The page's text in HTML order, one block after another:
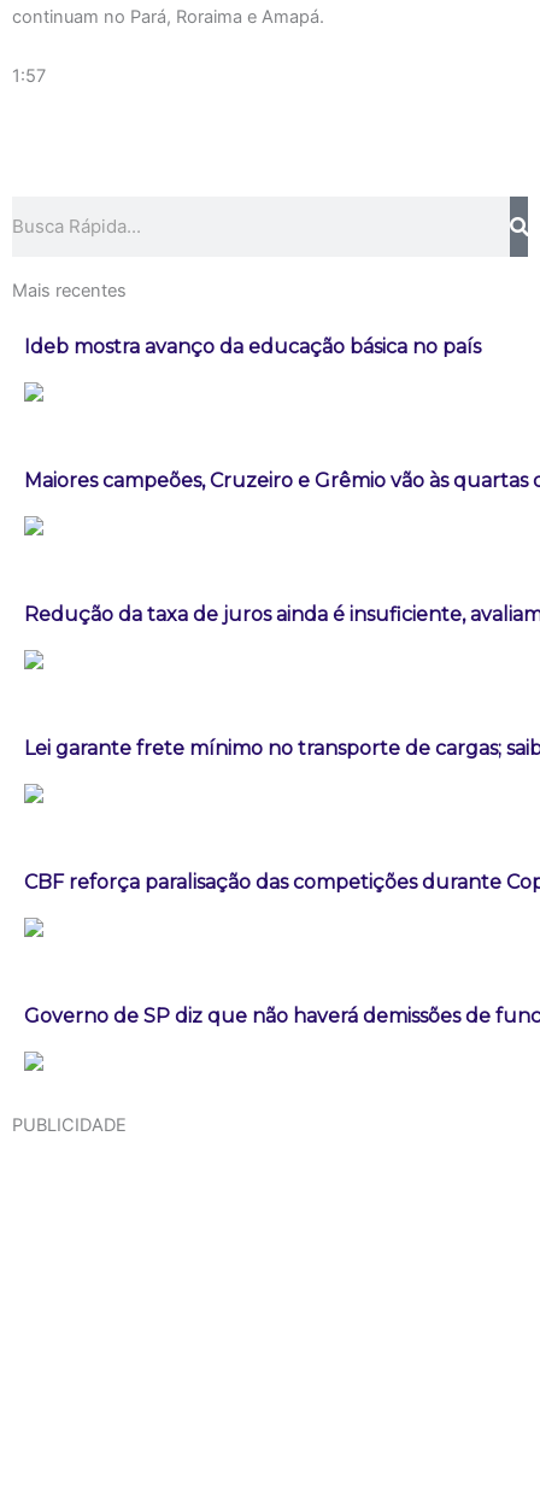
continuam no Pará, Roraima e Amapá.
1:57
Mais recentes
Ideb mostra avanço da educação básica no país
Maiores campeões, Cruzeiro e Grêmio vão às quartas
Redução da taxa de juros ainda é insuficiente,
Lei garante frete mínimo no transporte de cargas;
CBF reforça paralisação das competições durante
Governo de SP diz que não haverá demissões de
PUBLICIDADE